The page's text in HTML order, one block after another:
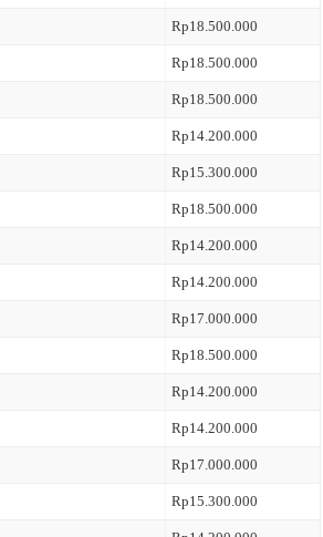
Rp18.500.000
Rp18.500.000
Rp18.500.000
Rp14.200.000
Rp15.300.000
Rp18.500.000
Rp14.200.000
Rp14.200.000
Rp17.000.000
Rp18.500.000
Rp14.200.000
Rp14.200.000
Rp17.000.000
Rp15.300.000